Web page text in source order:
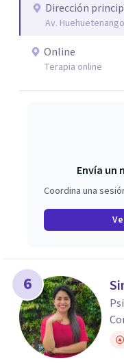
Dirección
Av.
Online
Terapia online
Envía un
Coordina una
6